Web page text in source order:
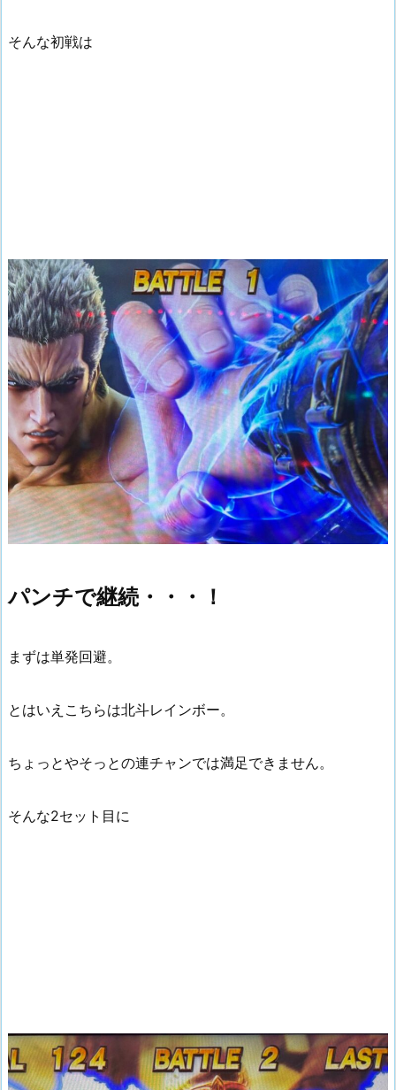
そんな初戦は
パンチで継続・・・！
まずは単発回避。
とはいえこちらは北斗レインボー。
ちょっとやそっとの連チャンでは満足できません。
そんな2セット目に